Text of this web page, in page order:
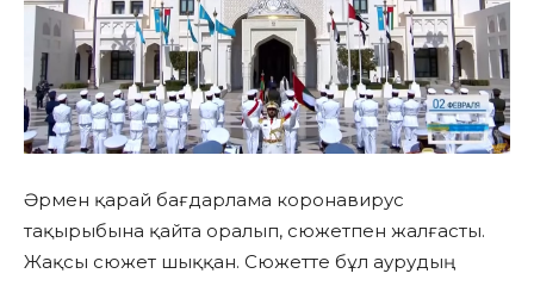
Әрмен қарай бағдарлама коронавирус
тақырыбына қайта оралып, сюжетпен жалғасты.
Жақсы сюжет шыққан. Сюжетте бұл аурудың